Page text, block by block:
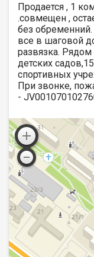
Продается , 1
.совмещен ,
без
все в шаговой
развязка. Рядом
детских
спортивных
При звонке,
-